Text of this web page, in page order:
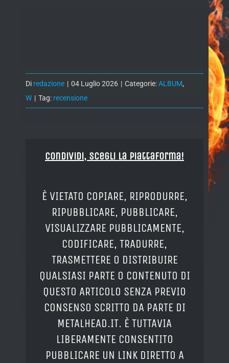
Di redazione | 04 Luglio 2026 | Categorie:ALBUM,
W | Tag: recensione
Condividi, Scegli la piattaforma!
È VIETATO COPIARE, RIPRODURRE,
RIPUBBLICARE, PUBBLICARE,
VISUALIZZARE PUBBLICAMENTE,
CODIFICARE, TRADURRE,
TRASMETTERE O DISTRIBUIRE
QUALSIASI PARTE O CONTENUTO DI
QUESTO ARTICOLO SENZA PREVIO
CONSENSO SCRITTO DA PARTE DI
METALHEAD.IT. È TUTTAVIA
LIBERAMENTE CONSENTITO
PUBBLICARE UN LINK DIRETTO A